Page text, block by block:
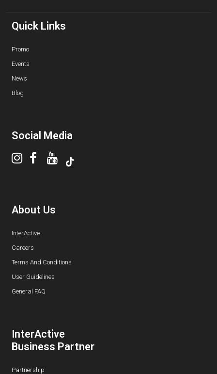
Quick Links
Promo
Events
News
Blog
Social Media
About Us
InterActive
Careers
Terms And Conditions
User Guidelines
General FAQ
InterActive
Business Partner
Partnership